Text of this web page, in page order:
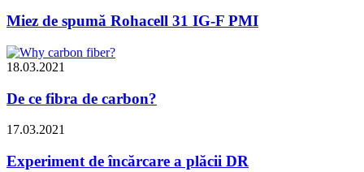
Miez de spumă Rohacell 31 IG-F PMI
18.03.2021
De ce fibra de carbon?
17.03.2021
Experiment de încărcare a plăcii DR